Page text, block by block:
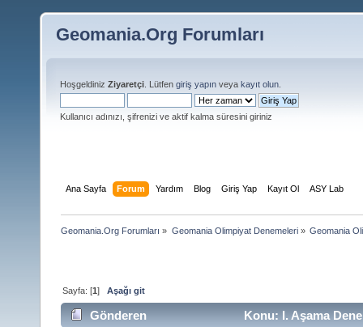
Geomania.Org Forumları
Hoşgeldiniz Ziyaretçi . Lütfen giriş yapın veya kayıt olun
Kullanıcı adınızı, şifrenizi ve aktif kalma süresini giriniz
Ana Sayfa Forum Yardım Blog Giriş Yap Kayıt Ol ASY Lab
Geomania.Org Forumları » Geomania Olimpiyat Denemeleri» Geomania
Sayfa: [1]Aşağı git
Gönderen Konu: I. Aşama